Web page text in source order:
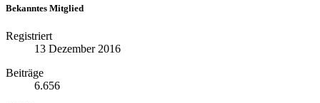
Bekanntes Mitglied
Registriert
13 Dezember 2016
Beiträge
6.656